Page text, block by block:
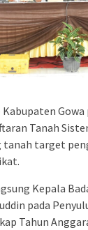
Kabupaten
Tanah
tanah target
Kepala
pada
Tahun